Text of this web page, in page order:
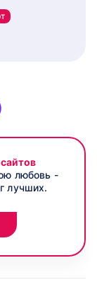
любовь -
лучших.